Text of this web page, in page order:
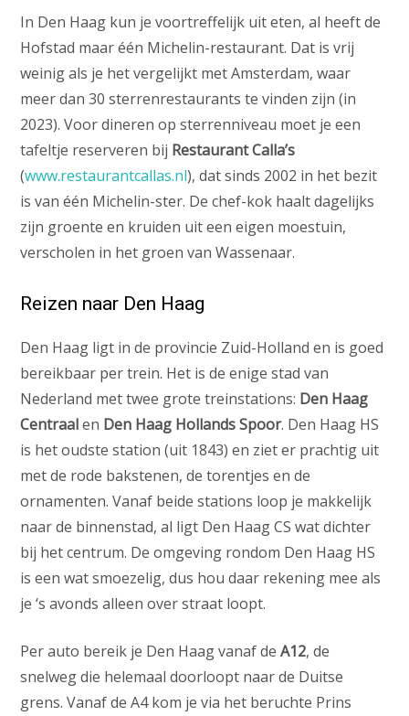
In Den Haag kun je voortreffelijk uit eten, al heeft de
Hofstad maar één Michelin-restaurant. Dat is vrij
weinig als je het vergelijkt met Amsterdam, waar
meer dan 30 sterrenrestaurants te vinden zijn (in
2023). Voor dineren op sterrenniveau moet je een
tafeltje reserveren bij Restaurant Calla’s
(www.restaurantcallas.nl), dat sinds 2002 in het bezit
is van één Michelin-ster. De chef-kok haalt dagelijks
zijn groente en kruiden uit een eigen moestuin,
verscholen in het groen van Wassenaar.
Reizen naar Den Haag
Den Haag ligt in de provincie Zuid-Holland en is goed
bereikbaar per trein. Het is de enige stad van
Nederland met twee grote treinstations: Den Haag
Centraalen Den Haag Hollands Spoor. Den Haag HS
is het oudste station (uit 1843) en ziet er prachtig uit
met de rode bakstenen, de torentjes en de
ornamenten. Vanaf beide stations loop je makkelijk
naar de binnenstad, al ligt Den Haag CS wat dichter
bij het centrum. De omgeving rondom Den Haag HS
is een wat smoezelig, dus hou daar rekening mee als
je ‘s avonds alleen over straat loopt.
Per auto bereik je Den Haag vanaf deA12, de
snelweg die helemaal doorloopt naar de Duitse
grens. Vanaf de A4 kom je via het beruchte Prins